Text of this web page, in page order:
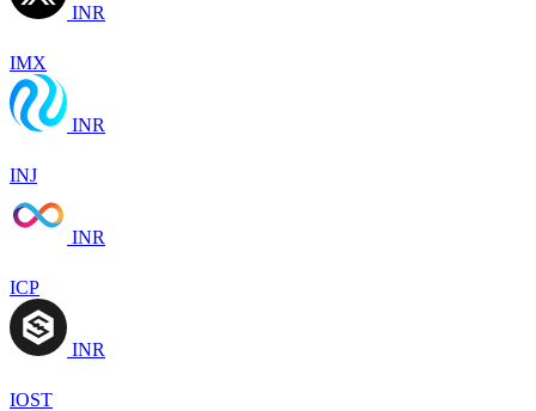
INR
IMX
INR
INJ
INR
ICP
INR
IOST